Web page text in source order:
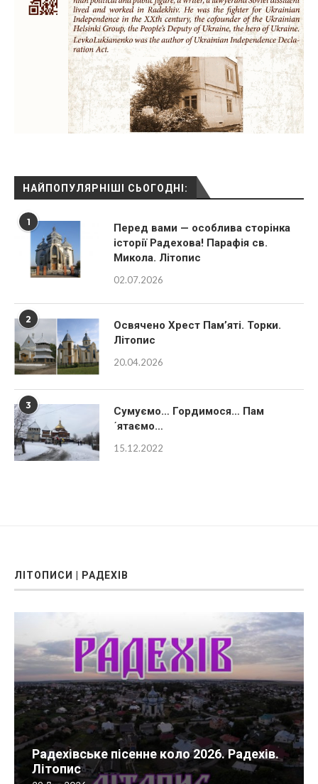
НАЙПОПУЛЯРНІШІ СЬОГОДНІ:
1
Перед вами — особлива сторінка
історії Радехова! Парафія св.
Микола. Літопис
2
Освячено Хрест Пам’яті. Торки.
Літопис
3
Сумуємо… Гордимося… Пам
´ятаємо…
ЛІТОПИСИ | РАДЕХІВ
Радехівське пісенне коло 2026. Радехів.
Літопис